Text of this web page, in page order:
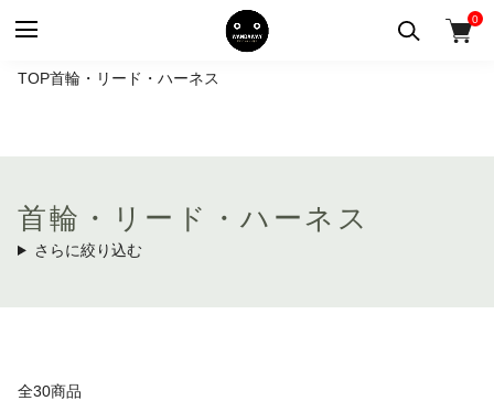
0
TOP首輪・リード・ハーネス
首輪・リード・ハーネス
さらに絞り込む
全30商品